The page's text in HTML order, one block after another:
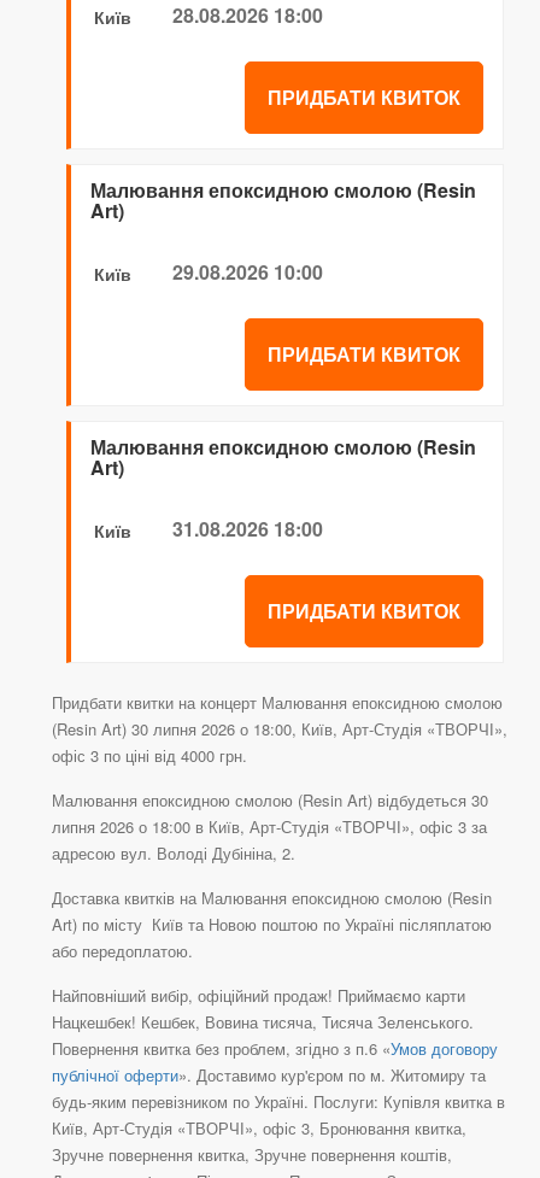
Київ 28.08.2026 18:00
ПРИДБАТИ КВИТОК
Малювання епоксидною смолою (Resin
Art)
Київ 29.08.2026 10:00
ПРИДБАТИ КВИТОК
Малювання епоксидною смолою (Resin
Art)
Київ 31.08.2026 18:00
ПРИДБАТИ КВИТОК
Придбати квитки на концерт Малювання епоксидною смолою
(Resin Art) 30 липня 2026 о 18:00, Київ, Арт-Студія «ТВОРЧІ»,
офіс 3 по ціні від 4000 грн.
Малювання епоксидною смолою (Resin Art) відбудеться 30
липня 2026 о 18:00 в Київ, Арт-Студія «ТВОРЧІ», офіс 3 за
адресою вул. Володі Дубініна, 2.
Доставка квитків на Малювання епоксидною смолою (Resin
Art) по місту Київ та Новою поштою по Україні післяплатою
або передоплатою.
Найповніший вибір, офіційний продаж! Приймаємо карти
Нацкешбек! Кешбек, Вовина тисяча, Тисяча Зеленського.
Повернення квитка без проблем, згідно з п.6 «Умов договору
публічної оферти». Доставимо кур'єром по м. Житомиру та
будь-яким перевізником по Україні. Послуги: Купівля квитка в
Київ, Арт-Студія «ТВОРЧІ», офіс 3, Бронювання квитка,
Зручне повернення квитка, Зручне повернення коштів,